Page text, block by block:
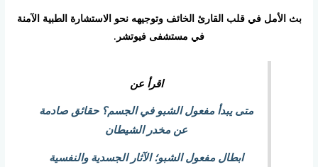
بث الأمل في قلب القارئ الخائف وتوجيهه نحو الاستشارة الطبية الآمنة
في مستشفى فيوتشر.
اقرأ عن
متى يبدأ مفعول الشبو في الجسم؟ حقائق صادمة
عن مخدر الشيطان
ابطال مفعول الشبو؛ الآثار الجسدية والنفسية